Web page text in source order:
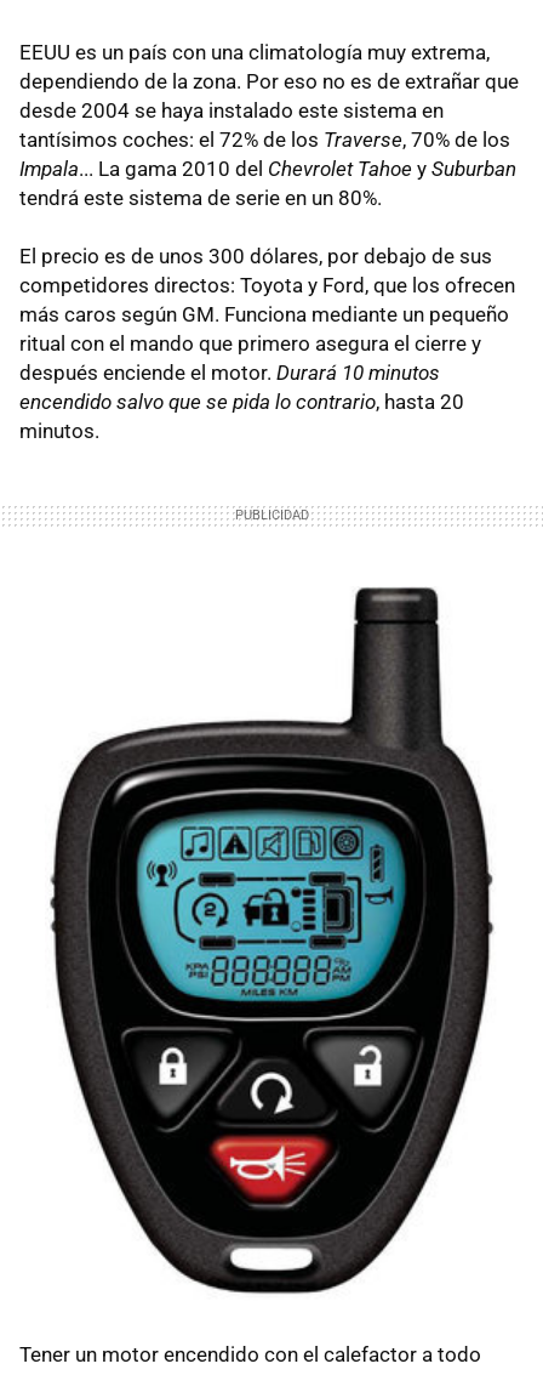
EEUU es un país con una climatología muy extrema,
dependiendo de la zona. Por eso no es de extrañar que
desde 2004 se haya instalado este sistema en
tantísimos coches: el 72% de los Traverse, 70% de los
Impala... La gama 2010 del Chevrolet Tahoe y Suburban
tendrá este sistema de serie en un 80%.
El precio es de unos 300 dólares, por debajo de sus
competidores directos: Toyota y Ford, que los ofrecen
más caros según GM. Funciona mediante un pequeño
ritual con el mando que primero asegura el cierre y
después enciende el motor. Durará 10 minutos
encendido salvo que se pida lo contrario, hasta 20
minutos.
Tener un motor encendido con el calefactor a todo